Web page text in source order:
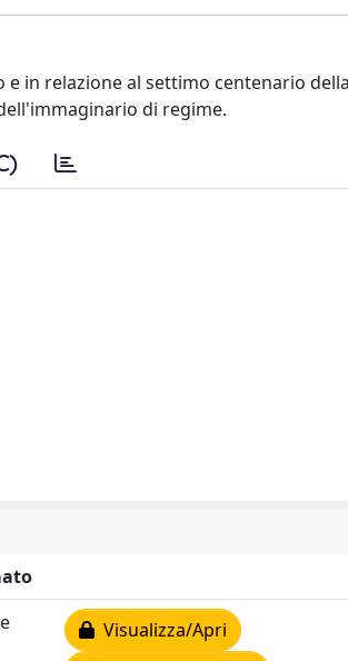
in relazione al settimo centenario
di regime.
Visualizza/Apri